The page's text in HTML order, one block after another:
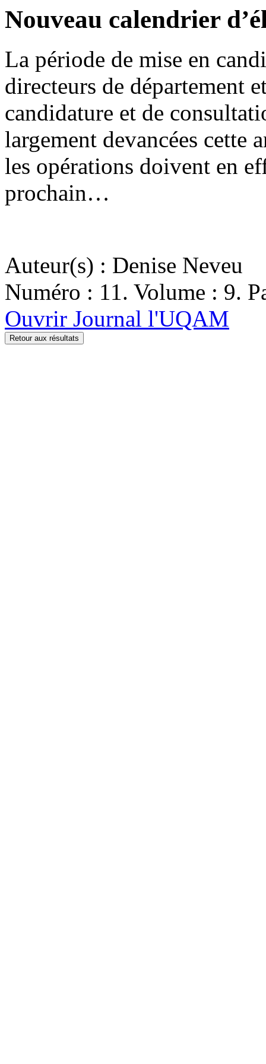
Nouveau calendrier
La période de mise en
directeurs de département
candidature et de
largement devancées cette
les opérations doivent en
prochain…
Auteur(s) : Denise Neveu
Numéro : 11. Volume : 9.
Ouvrir Journal l'UQAM
Retour aux résultats